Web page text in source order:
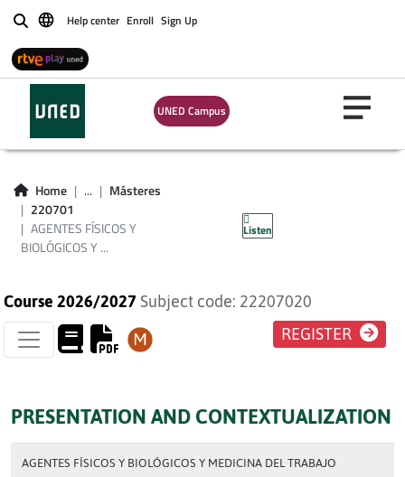
BuscarHelp center Enroll Sign Up
UNED Campus
Home ...
Másteres
220701
AGENTES FÍSICOS Y
BIOLÓGICOS Y ...
Listen
AGENTES FÍSICOS Y
BIOLÓGICOS Y
MEDICINA DEL
TRABAJO
Course 2026/2027 Subject code: 22207020
REGISTER
PRESENTATION AND CONTEXTUALIZATION
AGENTES FÍSICOS Y BIOLÓGICOS Y MEDICINA DEL TRABAJO